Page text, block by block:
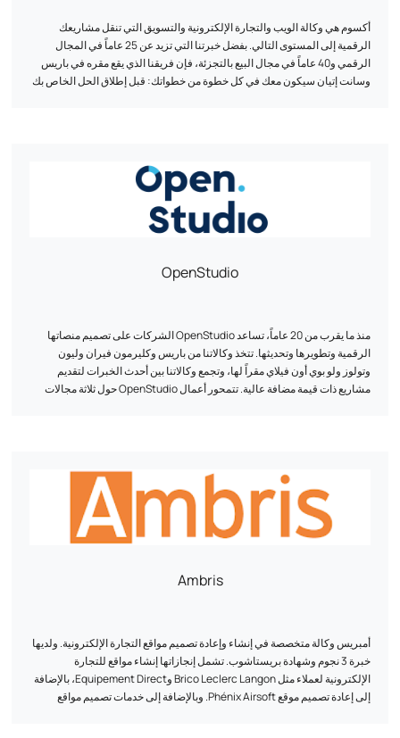
أكسوم هي وكالة الويب والتجارة الإلكترونية والتسويق التي تنقل مشاريعك
الرقمية إلى المستوى التالي. بفضل خبرتنا التي تزيد عن 25 عاماً في المجال
الرقمي و40 عاماً في مجال البيع بالتجزئة، فإن فريقنا الذي يقع مقره في باريس
وسانت إتيان سيكون معك في كل خطوة من خطواتك: قبل إطلاق الحل الخاص بك
OpenStudio
منذ ما يقرب من 20 عاماً، تساعد OpenStudio الشركات على تصميم منصاتها
الرقمية وتطويرها وتحديثها. تتخذ وكالاتنا من باريس وكليرمون فيران وليون
وتولوز ولو بوي أون فيلاي مقراً لها، وتجمع وكالاتنا بين أحدث الخبرات لتقديم
مشاريع ذات قيمة مضافة عالية. تتمحور أعمال OpenStudio حول ثلاثة مجالات
الأداء مصممة خصيصاً لتلبية تحديات الأعمال الخاصة بكل عميل.
Ambris
أمبريس وكالة متخصصة في إنشاء وإعادة تصميم مواقع التجارة الإلكترونية. ولديها
خبرة 3 نجوم وشهادة بريستاشوب. تشمل إنجازاتها إنشاء مواقع للتجارة
الإلكترونية لعملاء مثل Brico Leclerc Langon وEquipement Direct، بالإضافة
إلى إعادة تصميم موقع Phénix Airsoft. وبالإضافة إلى خدمات تصميم مواقع